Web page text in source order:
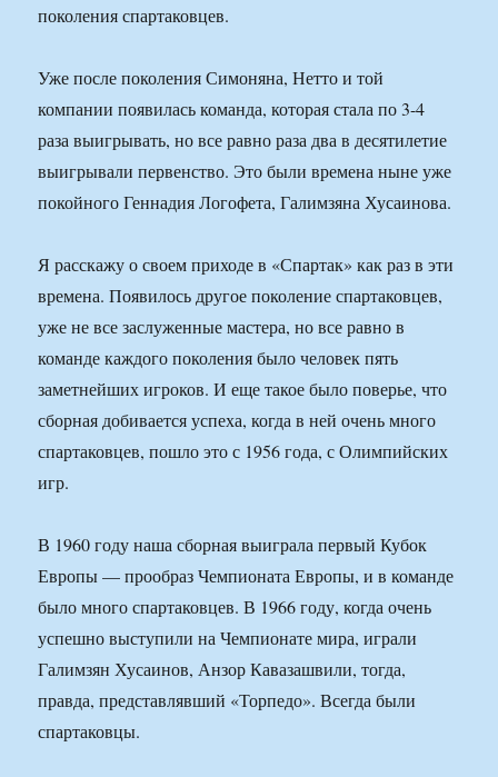
поколения спартаковцев.
Уже после поколения Симоняна, Нетто и той
компании появилась команда, которая стала по 3-4
раза выигрывать, но все равно раза два в десятилетие
выигрывали первенство. Это были времена ныне уже
покойного Геннадия Логофета, Галимзяна Хусаинова.
Я расскажу о своем приходе в «Спартак» как раз в эти
времена. Появилось другое поколение спартаковцев,
уже не все заслуженные мастера, но все равно в
команде каждого поколения было человек пять
заметнейших игроков. И еще такое было поверье, что
сборная добивается успеха, когда в ней очень много
спартаковцев, пошло это с 1956 года, с Олимпийских
игр.
В 1960 году наша сборная выиграла первый Кубок
Европы — прообраз Чемпионата Европы, и в команде
было много спартаковцев. В 1966 году, когда очень
успешно выступили на Чемпионате мира, играли
Галимзян Хусаинов, Анзор Кавазашвили, тогда,
правда, представлявший «Торпедо». Всегда были
спартаковцы.